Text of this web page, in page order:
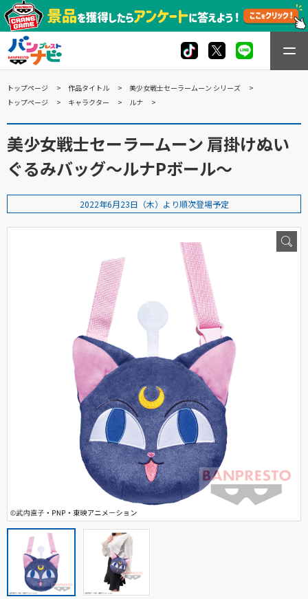
トップページ 作品タイトル
美少女戦士セーラームーン シリーズ
トップページ
キャラクター ルナ
美少女戦士セーラームーン 肩掛けぬい
ぐるみバッグ～ルナPボール～
2022年6月23日（木）より順次登場予定